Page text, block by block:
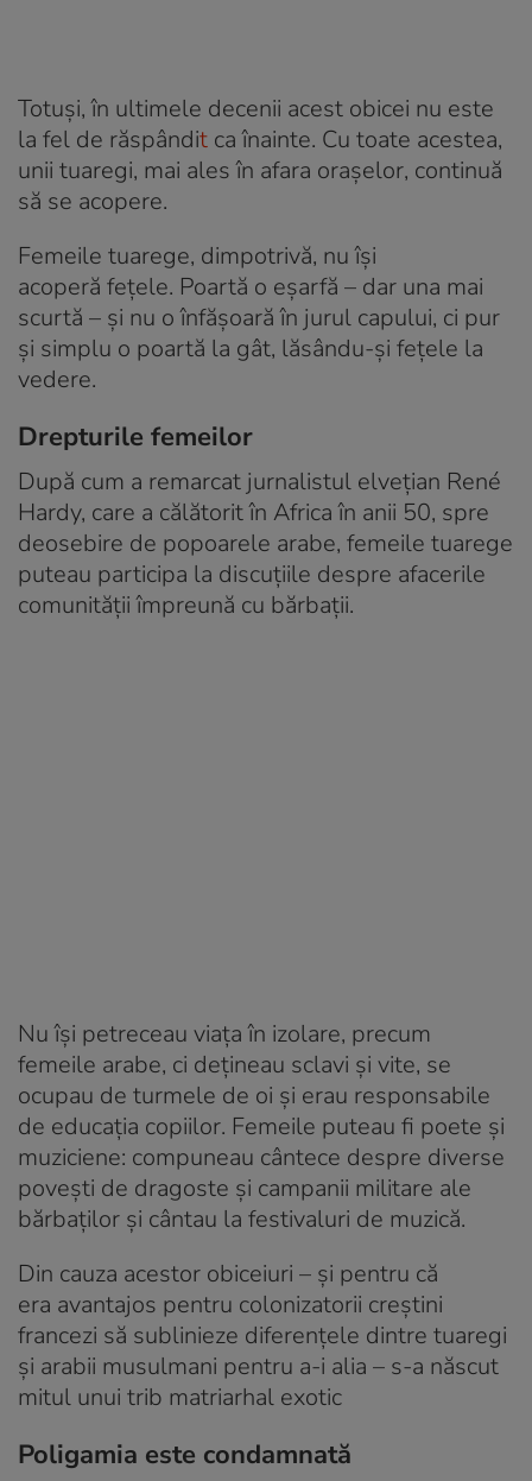
Totuși, în ultimele decenii acest obicei nu este
la fel de răspândit ca înainte. Cu toate acestea,
unii tuaregi, mai ales în afara orașelor, continuă
să se acopere.
Femeile tuarege, dimpotrivă, nu își
acoperă fețele. Poartă o eșarfă – dar una mai
scurtă – și nu o înfășoară în jurul capului, ci pur
și simplu o poartă la gât, lăsându-și fețele la
vedere.
Drepturile femeilor
După cum a remarcat jurnalistul elvețian René
Hardy, care a călătorit în Africa în anii 50, spre
deosebire de popoarele arabe, femeile tuarege
puteau participa la discuțiile despre afacerile
comunității împreună cu bărbații.
Nu își petreceau viața în izolare, precum
femeile arabe, ci dețineau sclavi și vite, se
ocupau de turmele de oi și erau responsabile
de educația copiilor. Femeile puteau fi poete și
muziciene: compuneau cântece despre diverse
povești de dragoste și campanii militare ale
bărbaților și cântau la festivaluri de muzică.
Din cauza acestor obiceiuri – și pentru că
era avantajos pentru colonizatorii creștini
francezi să sublinieze diferențele dintre tuaregi
și arabii musulmani pentru a-i alia – s-a născut
mitul unui trib matriarhal exotic
Poligamia este condamnată